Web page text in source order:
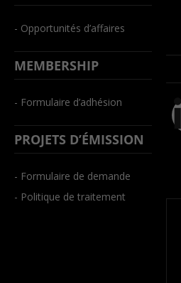
- Opportunités d’affaires
MEMBERSHIP
- Formulaire d’adhésion
PROJETS D’ÉMISSION
- Formulaire de demande
- Politique de traitement